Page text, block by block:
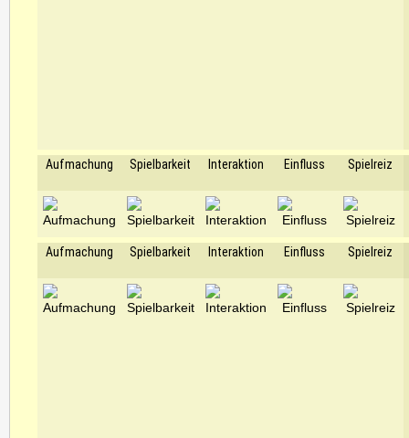
Aufmachung Spielbarkeit Interaktion Einfluss Spielreiz
Aufmachung Spielbarkeit Interaktion Einfluss Spielreiz